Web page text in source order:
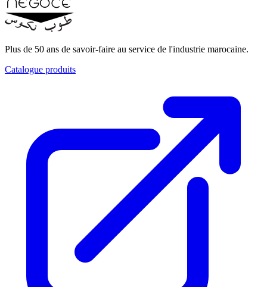
Plus de 50 ans de savoir-faire au service de l'industrie marocaine.
Catalogue produits